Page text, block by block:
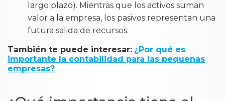
largo plazo). Mientras que los activos suman
valor a la empresa, los pasivos representan una
futura salida de recursos.
También te puede interesar: ¿Por qué es
importante la contabilidad para las pequeñas
empresas?